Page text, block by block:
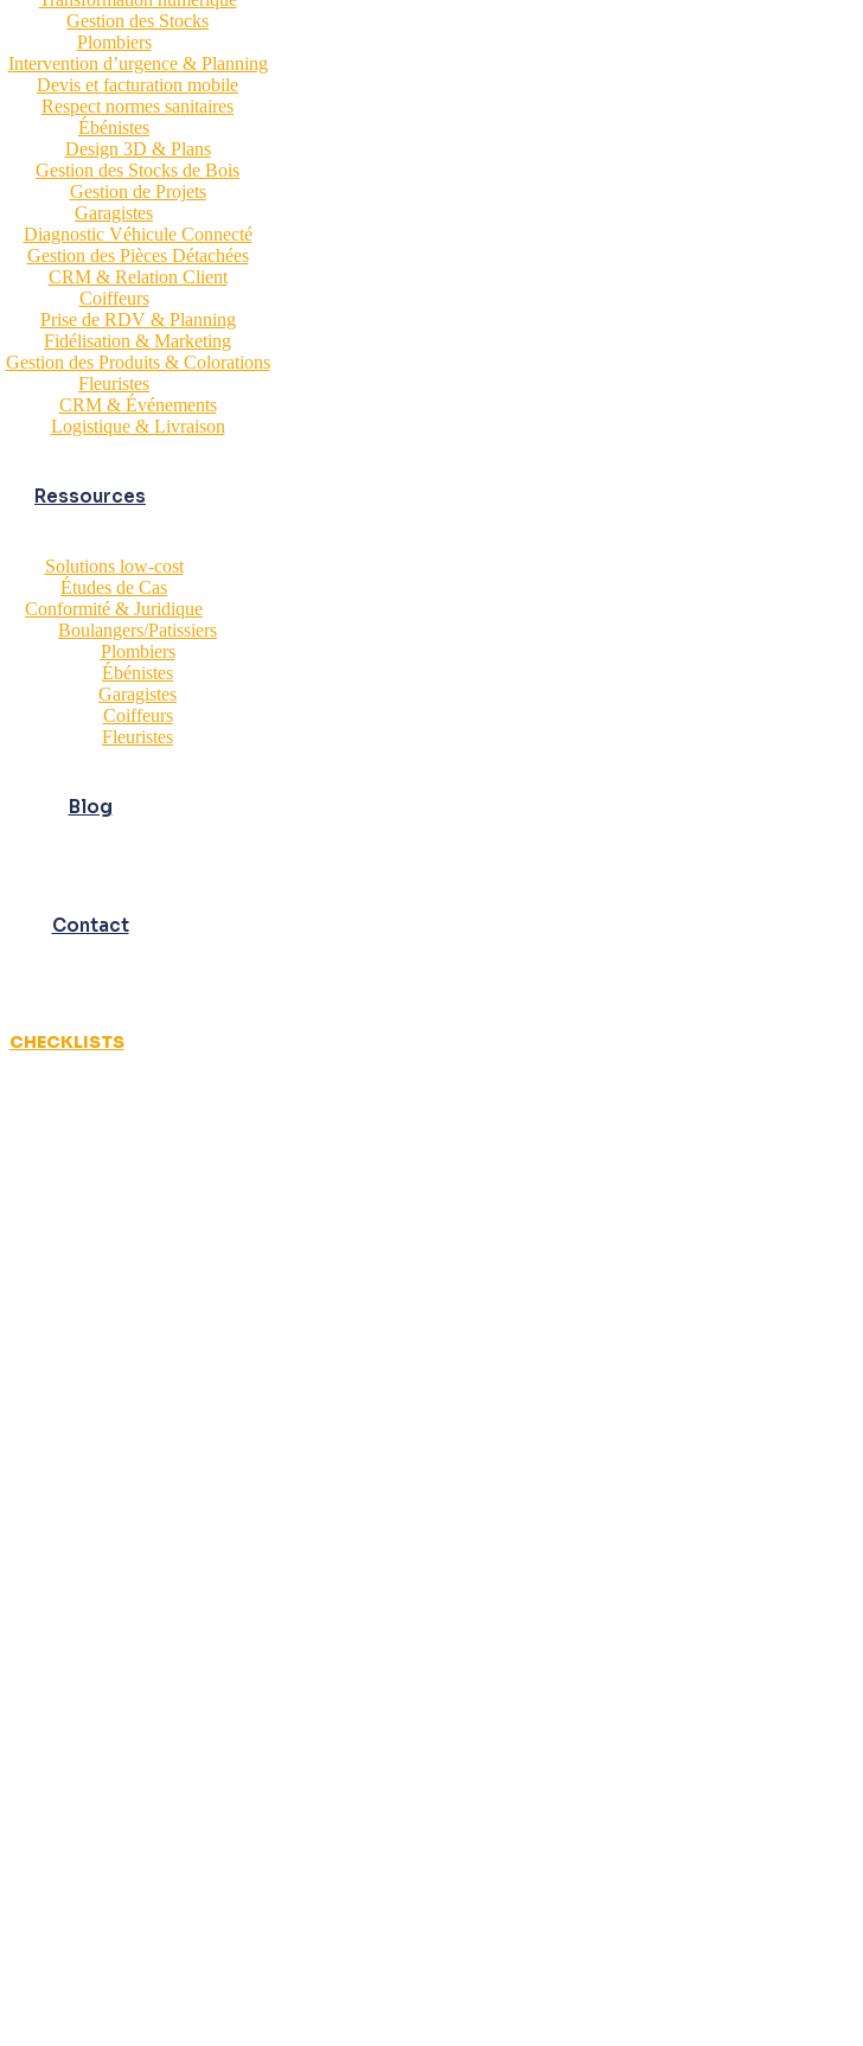
Gestion des Stocks
Plombiers
Intervention d’urgence & Planning
Devis et facturation mobile
Respect normes sanitaires
Ébénistes
Design 3D & Plans
Gestion des Stocks de Bois
Gestion de Projets
Garagistes
Diagnostic Véhicule Connecté
Gestion des Pièces Détachées
CRM & Relation Client
Coiffeurs
Prise de RDV & Planning
Fidélisation & Marketing
Gestion des Produits & Colorations
Fleuristes
CRM & Événements
Logistique & Livraison
Ressources
Solutions low-cost
Études de Cas
Conformité & Juridique
Boulangers/Patissiers
Plombiers
Ébénistes
Garagistes
Coiffeurs
Fleuristes
Blog
Contact
CHECKLISTS